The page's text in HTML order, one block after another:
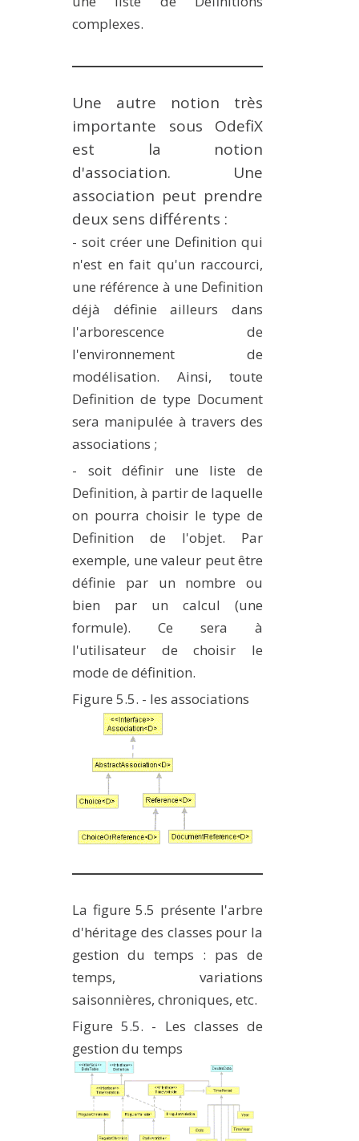
complexes.
Une autre notion très
importante sous OdefiX
est la notion
d'association. Une
association peut prendre
deux sens différents :
- soit créer une Definition qui
n'est en fait qu'un raccourci,
une référence à une Definition
déjà définie ailleurs dans
l'arborescence de
l'environnement de
modélisation. Ainsi, toute
Definition de type Document
sera manipulée à travers des
associations ;
- soit définir une liste de
Definition, à partir de laquelle
on pourra choisir le type de
Definition de l'objet. Par
exemple, une valeur peut être
définie par un nombre ou
bien par un calcul (une
formule). Ce sera à
l'utilisateur de choisir le
mode de définition.
Figure 5.5. - les associations
La figure 5.5 présente l'arbre
d'héritage des classes pour la
gestion du temps : pas de
temps, variations
saisonnières, chroniques, etc.
Figure 5.5. - Les classes de
gestion du temps